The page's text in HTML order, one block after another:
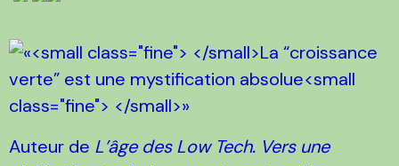
Auteur de L’âge des Low Tech. Vers une